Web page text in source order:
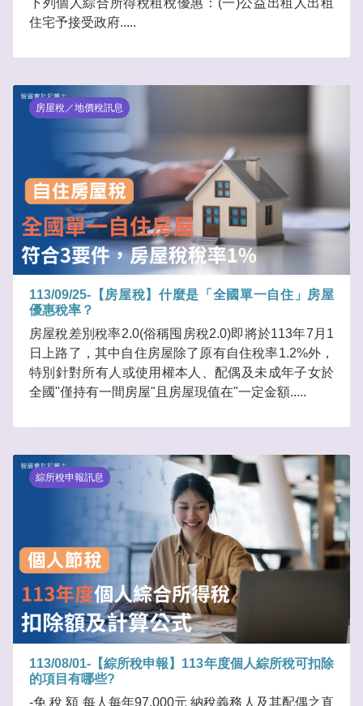
下列個人綜合所得稅租稅優惠：(一)公益出租人出租
住宅予接受政府.....
房屋稅／地價稅訊息
113/09/25-【房屋稅】什麼是「全國單一自住」房屋
優惠稅率？
房屋稅差別稅率2.0(俗稱囤房稅2.0)即將於113年7月1
日上路了，其中自住房屋除了原有自住稅率1.2%外，
特別針對所有人或使用權本人、配偶及未成年子女於
全國"僅持有一間房屋"且房屋現值在"一定金額.....
綜所稅申報訊息
113/08/01-【綜所稅申報】113年度個人綜所稅可扣除
的項目有哪些?
-免 稅 額 每人每年97,000元 納稅義務人及其配偶之直